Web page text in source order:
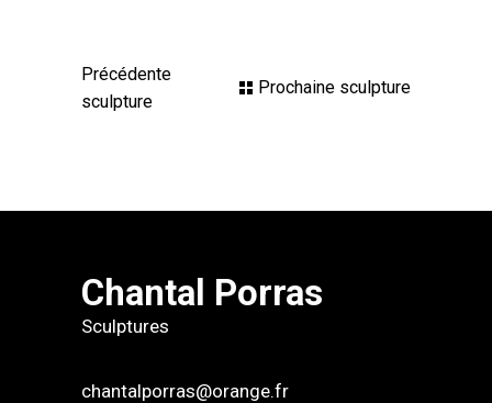
Précédente
sculpture
Prochaine sculpture
Chantal Porras
Sculptures
chantalporras@orange.fr